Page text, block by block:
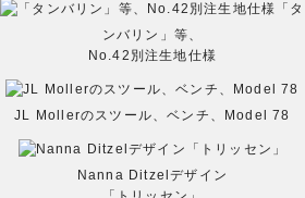
「タ
ンバリン」等、
No.42別注生地仕様
JL Mollerのスツール、ベンチ、Model 78
Nanna Ditzelデザイン